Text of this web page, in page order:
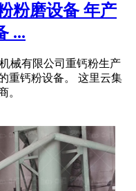
粉磨设备 年产
...
械有限公司重钙粉生产
重钙粉设备。 这里云集
。